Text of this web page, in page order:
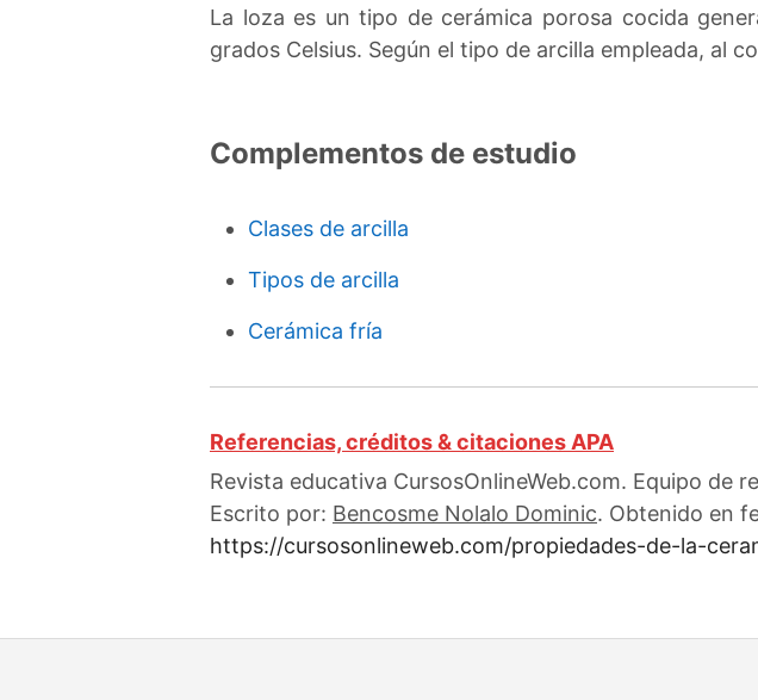
La loza es un tipo de cerámica porosa cocida
grados Celsius. Según el tipo de arcilla empleada, al
Complementos de estudio
Clases de arcilla
Tipos de arcilla
Cerámica fría
Referencias, créditos & citaciones APA
Revista educativa CursosOnlineWeb.com. Equipo de
Escrito por: Bencosme Nolalo Dominic. Obtenido en
https://cursosonlineweb.com/propiedades-de-la-